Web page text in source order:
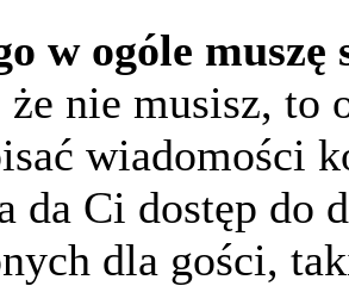
w ogóle
nie musisz, to
wiadomości
da Ci dostęp do
dla gości,